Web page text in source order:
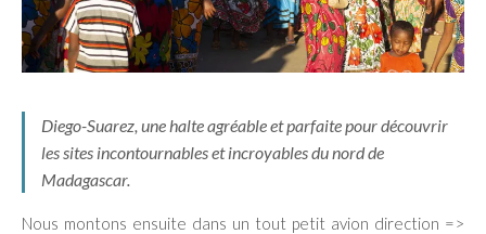
Diego-Suarez, une halte agréable et parfaite pour découvrir
les sites incontournables et incroyables du nord de
Madagascar.
Nous montons ensuite dans un tout petit avion direction =>